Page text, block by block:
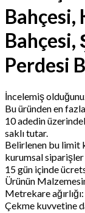
Bahçesi,
Perdesi
İncelemiş
Bu üründen en
10 adedin
saklı tutar.
Belirlenen bu limit
kurumsal
15 gün içinde
Ürünün
Metrekare
Çekme kuvvetine